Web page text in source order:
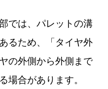
では、パレットの溝
るため、「タイヤ外
の外側から外側まで
場合があります。